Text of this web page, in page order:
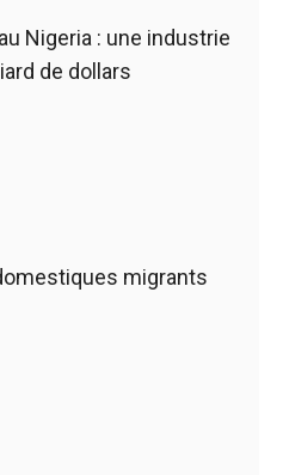
Nigeria : une industrie
de dollars
migrants